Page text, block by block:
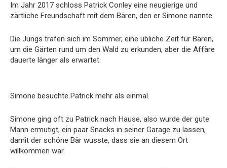
Im Jahr 2017 schloss Patrick Conley eine neugierige und
zärtliche Freundschaft mit dem Bären, den er Simone nannte.
Die Jungs trafen sich im Sommer, eine übliche Zeit für Bären,
um die Gärten rund um den Wald zu erkunden, aber die Affäre
dauerte länger als erwartet.
Simone besuchte Patrick mehr als einmal.
Simone ging oft zu Patrick nach Hause, also wurde der gute
Mann ermutigt, ein paar Snacks in seiner Garage zu lassen,
damit der schöne Bär wusste, dass sie an diesem Ort
willkommen war.